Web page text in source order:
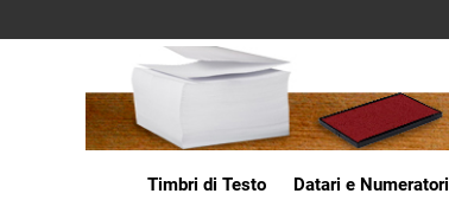
Timbri di Testo Datari e Numeratori